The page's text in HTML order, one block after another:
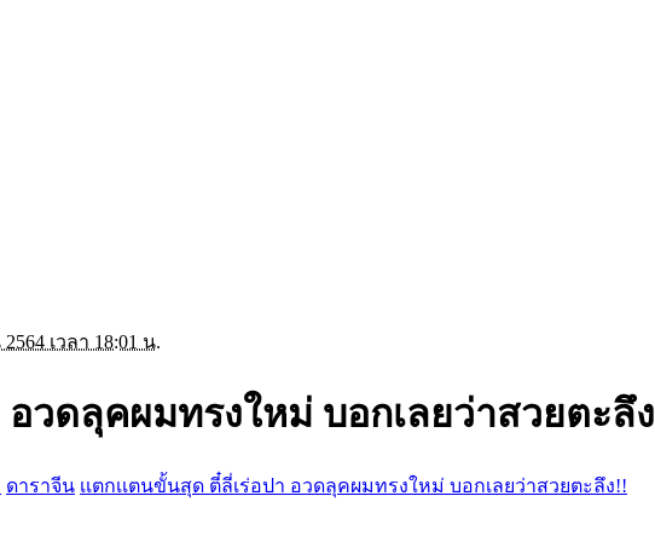
เวลา 18:01 น.
อวดลุคผมทรงใหม่ บอกเลยว่าสวยตะลึ
ดาราจีน เเตกเเตนขั้นสุด ตี๋ลี่เร่อปา อวดลุคผมทรงใหม่ บอกเลยว่าสวยตะลึง!!